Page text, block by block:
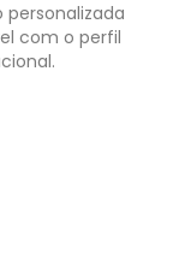
com o perfil